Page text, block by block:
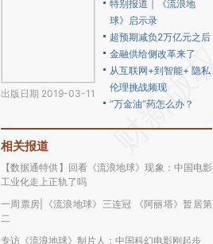
出版日期 2019-03-11
特别报道｜《流浪地
球》启示录
超预期减负2万亿元之后
金融供给侧改革来了
从互联网+到智能+ 隐私
伦理挑战频现
“万金油”药怎么办？
相关报道
【数据通特供】回看《流浪地球》现象：中国电影
工业化走上正轨了吗
一周票房|《流浪地球》三连冠 《阿丽塔》暂居第
二
专访《流浪地球》制片人：中国科幻电影刚起步